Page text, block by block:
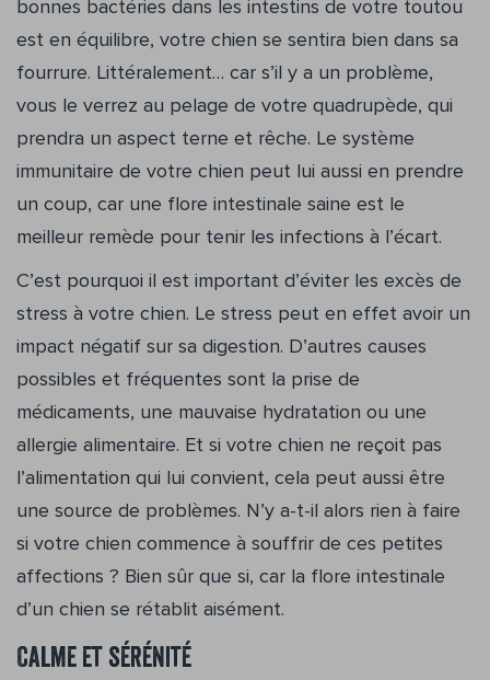
bonnes bactéries dans les intestins de votre toutou
est en équilibre, votre chien se sentira bien dans sa
fourrure. Littéralement… car s’il y a un problème,
vous le verrez au pelage de votre quadrupède, qui
prendra un aspect terne et rêche. Le système
immunitaire de votre chien peut lui aussi en prendre
un coup, car une flore intestinale saine est le
meilleur remède pour tenir les infections à l’écart.
C’est pourquoi il est important d’éviter les excès de
stress à votre chien. Le stress peut en effet avoir un
impact négatif sur sa digestion. D’autres causes
possibles et fréquentes sont la prise de
médicaments, une mauvaise hydratation ou une
allergie alimentaire. Et si votre chien ne reçoit pas
l’alimentation qui lui convient, cela peut aussi être
une source de problèmes. N’y a-t-il alors rien à faire
si votre chien commence à souffrir de ces petites
affections ? Bien sûr que si, car la flore intestinale
d’un chien se rétablit aisément.
Calme et sérénité